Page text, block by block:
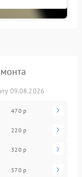
09.08.2026
470 р
220 р
320 р
570 р